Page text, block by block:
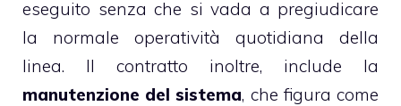
eseguito senza che si vada a pregiudicare
la normale operatività quotidiana della
linea. Il contratto inoltre, include la
manutenzione del sistema, che figura come